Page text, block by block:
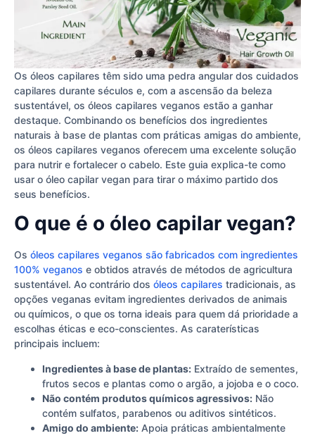
Os óleos capilares têm sido uma pedra angular dos cuidados
capilares durante séculos e, com a ascensão da beleza
sustentável, os óleos capilares veganos estão a ganhar
destaque. Combinando os benefícios dos ingredientes
naturais à base de plantas com práticas amigas do ambiente,
os óleos capilares veganos oferecem uma excelente solução
para nutrir e fortalecer o cabelo. Este guia explica-te como
usar o óleo capilar vegan para tirar o máximo partido dos
seus benefícios.
O que é o óleo capilar vegan?
Os óleos capilares veganos são fabricados com ingredientes
100% veganos e obtidos através de métodos de agricultura
sustentável. Ao contrário dos óleos capilares tradicionais, as
opções veganas evitam ingredientes derivados de animais
ou químicos, o que os torna ideais para quem dá prioridade a
escolhas éticas e eco-conscientes. As caraterísticas
principais incluem:
Ingredientes à base de plantas: Extraído de sementes,
frutos secos e plantas como o argão, a jojoba e o coco.
Não contém produtos químicos agressivos: Não
contém sulfatos, parabenos ou aditivos sintéticos.
Amigo do ambiente: Apoia práticas ambientalmente